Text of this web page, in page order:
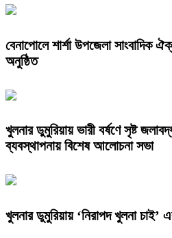
বেনাপোলে শার্শা উপজেলা সাংবাদিক
অনুষ্ঠিত
খুলনার ডুমুরিয়ায় ভারী বর্ষণে সৃষ্ট
ব্যবস্থাপনায় বিশেষ আলোচনা সভা
খুলনার ডুমুরিয়ায় ‘নিরাপদ খুলনা চাই’